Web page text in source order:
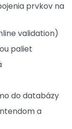
prvkov na
validation)
paliet
do databázy
a